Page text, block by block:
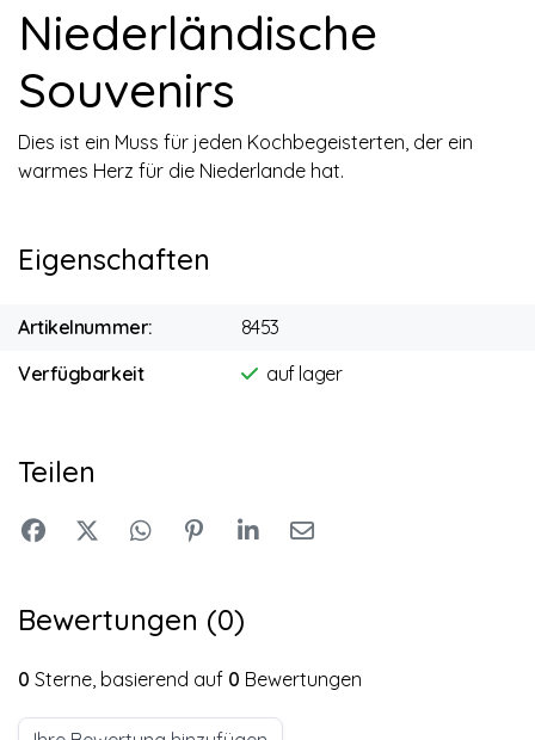
Niederländische
Souvenirs
Dies ist ein Muss für jeden Kochbegeisterten, der ein
warmes Herz für die Niederlande hat.
Eigenschaften
Artikelnummer:
8453
Verfügbarkeit
auf lager
Teilen
Bewertungen (0)
0 Sterne, basierend auf 0 Bewertungen